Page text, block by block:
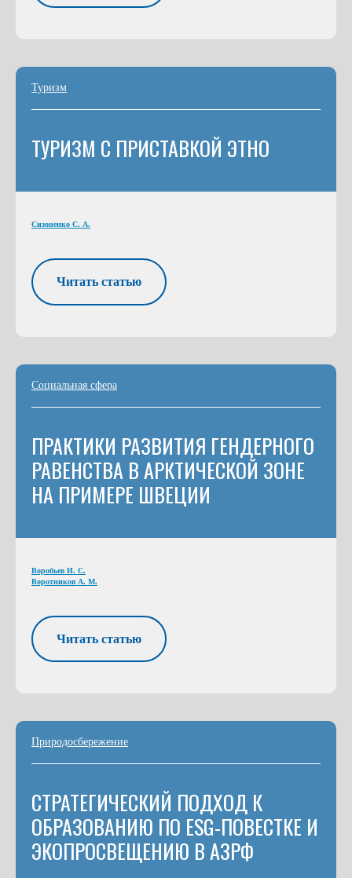
Туризм
ТУРИЗМ С ПРИСТАВКОЙ ЭТНО
Сизоненко С. А.
Читать статью
Социальная сфера
ПРАКТИКИ РАЗВИТИЯ ГЕНДЕРНОГО
РАВЕНСТВА В АРКТИЧЕСКОЙ ЗОНЕ
НА ПРИМЕРЕ ШВЕЦИИ
Воробьев И. С.
Воротников А. М.
Читать статью
Природосбережение
СТРАТЕГИЧЕСКИЙ ПОДХОД К
ОБРАЗОВАНИЮ ПО ESG-ПОВЕСТКЕ И
ЭКОПРОСВЕЩЕНИЮ В АЗРФ